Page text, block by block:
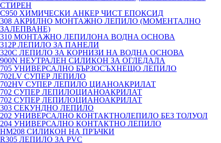
СТИРЕН
C950 ХИМИЧЕСКИ АНКЕР ЧИСТ ЕПОКСИД
308 АКРИЛНО МОНТАЖНО ЛЕПИЛО (МОМЕНТАЛНО
ЗАЛЕПВАНЕ)
310 МОНТАЖНО ЛЕПИЛОНА ВОДНА ОСНОВА
312P ЛЕПИЛО ЗА ПАНЕЛИ
320C ЛЕПИЛО ЗА КОРНИЗИ НА ВОДНА ОСНОВА
900N НЕУТРАЛЕН СИЛИКОН ЗА ОГЛЕДАЛА
705 УНИВЕРСАЛНО БЪРЗОСЪХНЕЩО ЛЕПИЛО
702LV СУПЕР ЛЕПИЛО
702HV СУПЕР ЛЕПИЛО ЦИАНОАКРИЛАТ
702 СУПЕР ЛЕПИЛОЦИАНОАКРИЛАТ
702 СУПЕР ЛЕПИЛОЦИАНОАКРИЛАТ
303 СЕКУНДНО ЛЕПИЛО
202 УНИВЕРСАЛНО КОНТАКТНОЛЕПИЛО БЕЗ ТОЛУОЛ
204 УНИВЕРСАЛНО КОНТАКТНО ЛЕПИЛО
HM208 СИЛИКОН НА ПРЪЧКИ
R305 ЛЕПИЛО ЗА PVC